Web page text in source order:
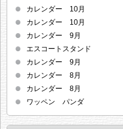
カレンダー 10月
カレンダー 10月
カレンダー 9月
エスコートスタンド
カレンダー 9月
カレンダー 8月
カレンダー 8月
ワッペン パンダ